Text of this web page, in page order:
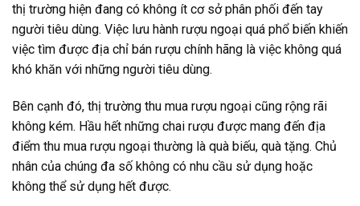
thị trường hiện đang có không ít cơ sở phân phối đến tay
người tiêu dùng. Việc lưu hành rượu ngoại quá phổ biến khiến
việc tìm được địa chỉ bán rượu chính hãng là việc không quá
khó khăn với những người tiêu dùng.
Bên cạnh đó, thị trường thu mua rượu ngoại cũng rộng rãi
không kém. Hầu hết những chai rượu được mang đến địa
điểm thu mua rượu ngoại thường là quà biếu, quà tặng. Chủ
nhân của chúng đa số không có nhu cầu sử dụng hoặc
không thể sử dụng hết được.